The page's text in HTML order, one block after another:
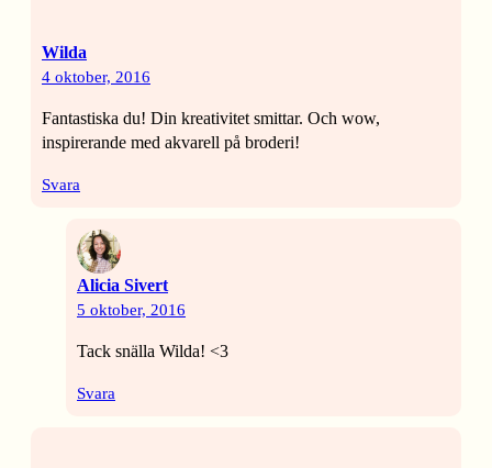
Wilda
4 oktober, 2016
Fantastiska du! Din kreativitet smittar. Och wow,
inspirerande med akvarell på broderi!
Svara
Alicia Sivert
5 oktober, 2016
Tack snälla Wilda! <3
Svara